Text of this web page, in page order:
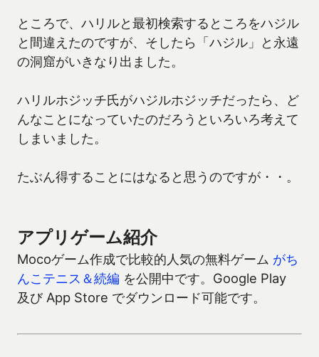
ところで、ハリルと最初検索するところをハジル
と間違えたのですが、そしたら「ハジル」と永遠
の洞窟がいきなり出ました。
ハリルホジッチ氏がハジルホジッチだったら、ど
んなことになっていたのだろうといろいろ考えて
しまいました。
たぶん得することにはなると思うのですが・・。
アプリゲーム紹介
Mocoゲーム作成で比較的人気の無料ゲーム がち
んこテニス＆続編 を公開中です。Google Play
及び App Store でダウンロード可能です。